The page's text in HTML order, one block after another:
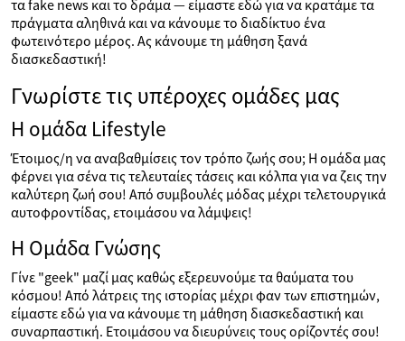
τα fake news και το δράμα — είμαστε εδώ για να κρατάμε τα
πράγματα αληθινά και να κάνουμε το διαδίκτυο ένα
φωτεινότερο μέρος. Ας κάνουμε τη μάθηση ξανά
διασκεδαστική!
Γνωρίστε τις υπέροχες ομάδες μας
Η ομάδα Lifestyle
Έτοιμος/η να αναβαθμίσεις τον τρόπο ζωής σου; Η ομάδα μας
φέρνει για σένα τις τελευταίες τάσεις και κόλπα για να ζεις την
καλύτερη ζωή σου! Από συμβουλές μόδας μέχρι τελετουργικά
αυτοφροντίδας, ετοιμάσου να λάμψεις!
Η Ομάδα Γνώσης
Γίνε "geek" μαζί μας καθώς εξερευνούμε τα θαύματα του
κόσμου! Από λάτρεις της ιστορίας μέχρι φαν των επιστημών,
είμαστε εδώ για να κάνουμε τη μάθηση διασκεδαστική και
συναρπαστική. Ετοιμάσου να διευρύνεις τους ορίζοντές σου!